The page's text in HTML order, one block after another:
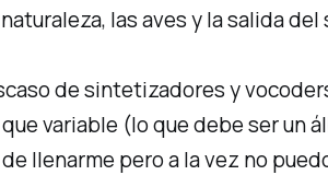
las aves y la salida del
de sintetizadores y
variable (lo que debe ser un
llenarme pero a la vez no